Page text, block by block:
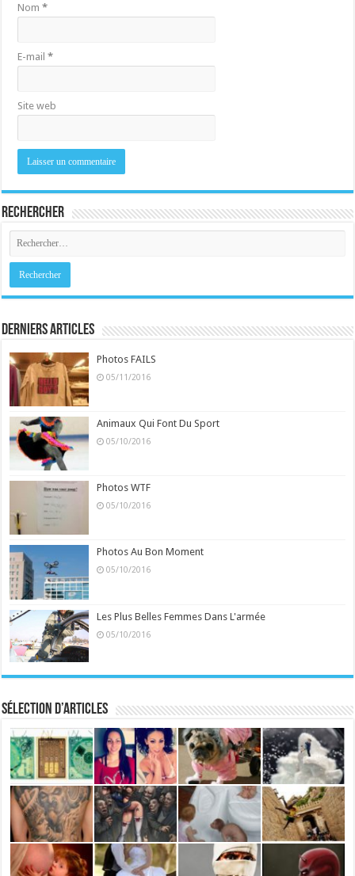
Nom*
E-mail*
Site web
Rechercher
Derniers Articles
Photos FAILS
05/11/2016
Animaux Qui Font Du Sport
05/10/2016
Photos WTF
05/10/2016
Photos Au Bon Moment
05/10/2016
Les Plus Belles Femmes Dans L'armée
05/10/2016
Sélection d’articles